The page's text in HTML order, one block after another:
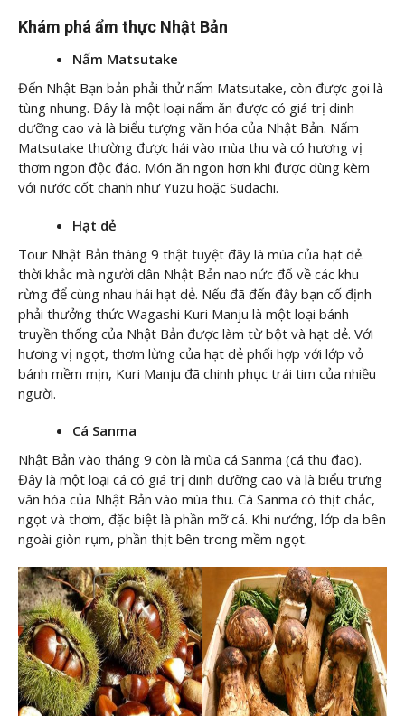
Khám phá ẩm thực Nhật Bản
Nấm Matsutake
Đến Nhật Bạn bản phải thử nấm Matsutake, còn được gọi là
tùng nhung. Đây là một loại nấm ăn được có giá trị dinh
dưỡng cao và là biểu tượng văn hóa của Nhật Bản. Nấm
Matsutake thường được hái vào mùa thu và có hương vị
thơm ngon độc đáo. Món ăn ngon hơn khi được dùng kèm
với nước cốt chanh như Yuzu hoặc Sudachi.
Hạt dẻ
Tour Nhật Bản tháng 9 thật tuyệt đây là mùa của hạt dẻ.
thời khắc mà người dân Nhật Bản nao nức đổ về các khu
rừng để cùng nhau hái hạt dẻ. Nếu đã đến đây bạn cố định
phải thưởng thức Wagashi Kuri Manju là một loại bánh
truyền thống của Nhật Bản được làm từ bột và hạt dẻ. Với
hương vị ngọt, thơm lừng của hạt dẻ phối hợp với lớp vỏ
bánh mềm mịn, Kuri Manju đã chinh phục trái tim của nhiều
người.
Cá Sanma
Nhật Bản vào tháng 9 còn là mùa cá Sanma (cá thu đao).
Đây là một loại cá có giá trị dinh dưỡng cao và là biểu trưng
văn hóa của Nhật Bản vào mùa thu. Cá Sanma có thịt chắc,
ngọt và thơm, đặc biệt là phần mỡ cá. Khi nướng, lớp da bên
ngoài giòn rụm, phần thịt bên trong mềm ngọt.